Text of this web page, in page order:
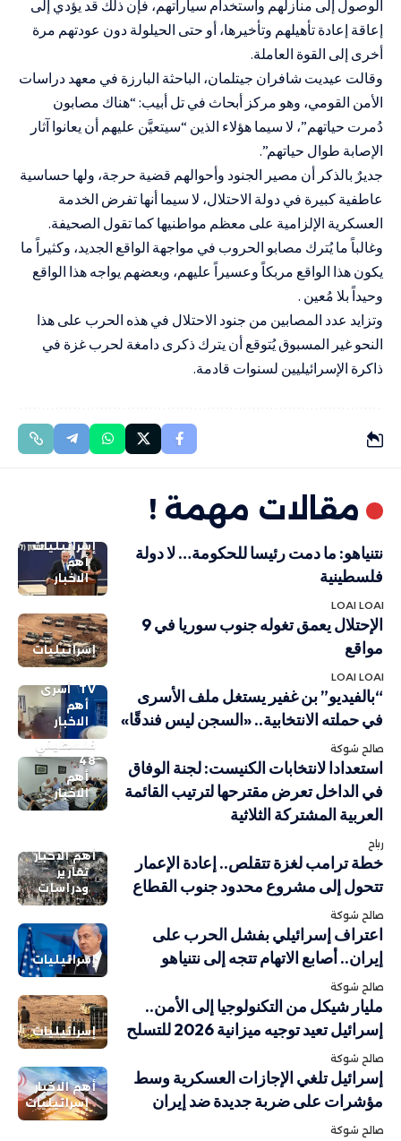
الوصول إلى منازلهم واستخدام سياراتهم، فإن ذلك قد يؤدي إلى
إعاقة إعادة تأهيلهم وتأخيرها، أو حتى الحيلولة دون عودتهم مرة
أخرى إلى القوة العاملة.
وقالت عيديت شافران جيتلمان، الباحثة البارزة في معهد دراسات
الأمن القومي، وهو مركز أبحاث في تل أبيب: “هناك مصابون
دُمرت حياتهم”، لا سيما هؤلاء الذين “سيتعيَّن عليهم أن يعانوا آثار
الإصابة طوال حياتهم”.
جديرٌ بالذكر أن مصير الجنود وأحوالهم قضية حرجة، ولها حساسية
عاطفية كبيرة في دولة الاحتلال، لا سيما أنها تفرض الخدمة
العسكرية الإلزامية على معظم مواطنيها كما تقول الصحيفة.
وغالباً ما يُترك مصابو الحروب في مواجهة الواقع الجديد، وكثيراً ما
يكون هذا الواقع مربكاً وعسيراً عليهم، وبعضهم يواجه هذا الواقع
وحيداً بلا مُعين .
وتزايد عدد المصابين من جنود الاحتلال في هذه الحرب على هذا
النحو غير المسبوق يُتوقع أن يترك ذكرى دامغة لحرب غزة في
ذاكرة الإسرائيليين لسنوات قادمة.
مقالات مهمة !
إسرائيليات
أهم
الاخبار
نتنياهو: ما دمت رئيسا للحكومة… لا دولة
فلسطينية
LOAI LOAI
إسرائيليات
الإحتلال يعمق تغوله جنوب سوريا في 9
مواقع
LOAI LOAI
TV أسرى
أهم
الاخبار
“بالفيديو” بن غفير يستغل ملف الأسرى
في حملته الانتخابية.. «السجن ليس فندقًا»
صالح شوكة
فلسطيني
48
أهم
الاخبار
استعدادا لانتخابات الكنيست: لجنة الوفاق
في الداخل تعرض مقترحها لترتيب القائمة
العربية المشتركة الثلاثية
رباح
أهم الاخبار
تقارير
ودراسات
خطة ترامب لغزة تتقلص.. إعادة الإعمار
تتحول إلى مشروع محدود جنوب القطاع
صالح شوكة
إسرائيليات
اعتراف إسرائيلي بفشل الحرب على
إيران.. أصابع الاتهام تتجه إلى نتنياهو
صالح شوكة
إسرائيليات
مليار شيكل من التكنولوجيا إلى الأمن..
إسرائيل تعيد توجيه ميزانية 2026 للتسلح
صالح شوكة
أهم الاخبار
إسرائيليات
إسرائيل تلغي الإجازات العسكرية وسط
مؤشرات على ضربة جديدة ضد إيران
صالح شوكة